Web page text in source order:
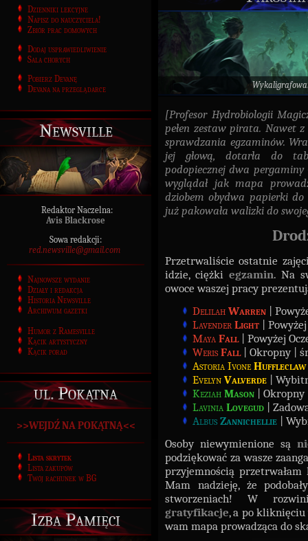
Dzienniki lekcyjne
Napisz do nauczyciela!
Zbiór prac domowych
Dodaj usprawiedliwienie
Sala chorych
Pobierz Devanę
Devana na przeglądarce
Newsville
Redaktor Naczelna:
Avis Blackrose
Sowa redakcji:
red.newsville@gmail.com
Najnowsze wydanie
Działy i redakcja
Historia Newsville
Archiwum gazetki
Humor z Ramesville
Kącik artystyczny
Kącik porad
ul. Pokątna
>>WEJDŹ NA POKĄTNĄ<<
Lista skrytek
Lista zakupów
Twój rachunek w BG
Izba Pamięci
[Profesor Hydrobiologii
pełen zestaw pirata. Nawet
sprawdzania egzaminów.
jej głową, dotarła do
podopiecznej dwa
wyglądał jak mapa
dziobem obydwa papierki
już pakowała walizki do
Przetrwaliście ostatnie
idzie, ciężki egzamin. Na
owoce waszej pracy
Delilah Warren |
LavenderLight |
Maya Fall| Powyżej
WerisFall| Okropny |
Astoria IvoneHuffleclaw
Evelyn Valverde
|
Keziah Mason
|
Lavinia Lovegud
|
Albus Zannichellie
|
Osoby niewymienione są
podziękować za wasze
przyjemnością
Mam nadzieję, że
stworzeniach! W
gratyfikacje, a po kliknięciu
wam mapa prowadząca do